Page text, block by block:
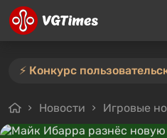
Новости Игровые